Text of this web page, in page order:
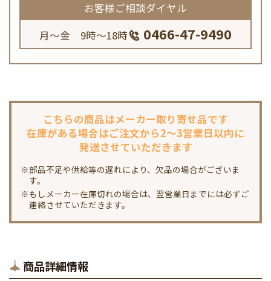
お客様ご相談ダイヤル
月～金 9時～18時
0466-47-9490
こちらの商品はメーカー取り寄せ品です
在庫がある場合はご注文から2～3営業日以内に
発送させていただきます
※部品不足や供給等の遅れにより、欠品の場合がございま
す。
※もしメーカー在庫切れの場合は、翌営業日までには必ずご
連絡させていただきます。
商品詳細情報